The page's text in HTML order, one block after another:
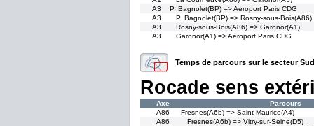
A3
P. Bagnolet(BP) => Aéroport Paris CDG
A3
P. Bagnolet(BP) => Rosny-sous-Bois(A86)
A3
Rosny-sous-Bois(A86) => Garonor(A1)
A3
Garonor(A1) => Aéroport Paris CDG
Temps de parcours sur le secteur
Rocade sens
Axe
Parcours
A86
Fresnes(A6b) => Saint-Maurice(A4)
A86
Fresnes(A6b) => Vitry-sur-Seine(D5)